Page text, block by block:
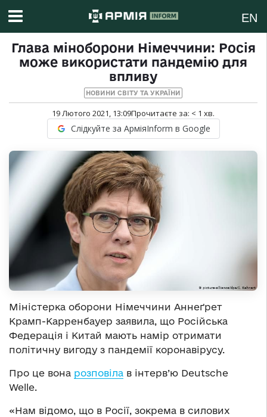
EN
Глава міноборони Німеччини: Росія
може використати пандемію для
впливу
НОВИНИ СВІТУ ТА УКРАЇНИ
19 Лютого 2021, 13:09Прочитаєте за: < 1 хв.
Слідкуйте за АрміяInform в Google
Міністерка оборони Німеччини Аннеґрет
Крамп-Карренбауер заявила, що Російська
Федерація і Китай мають намір отримати
політичну вигоду з пандемії коронавірусу.
Про це вона розповіла в інтерв’ю Deutsche
Welle.
«Нам відомо, що в Росії, зокрема в силових